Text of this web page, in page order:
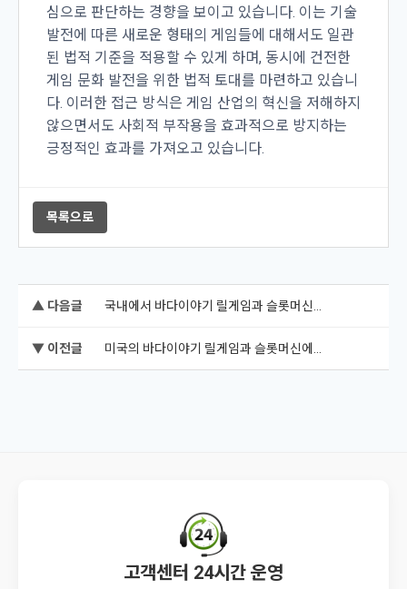
심으로 판단하는 경향을 보이고 있습니다. 이는 기술
발전에 따른 새로운 형태의 게임들에 대해서도 일관
된 법적 기준을 적용할 수 있게 하며, 동시에 건전한
게임 문화 발전을 위한 법적 토대를 마련하고 있습니
다. 이러한 접근 방식은 게임 산업의 혁신을 저해하지
않으면서도 사회적 부작용을 효과적으로 방지하는
긍정적인 효과를 가져오고 있습니다.
목록으로
▲ 다음글 국내에서 바다이야기 릴게임과 슬롯머신...
▼ 이전글 미국의 바다이야기 릴게임과 슬롯머신에...
고객센터 24시간 운영